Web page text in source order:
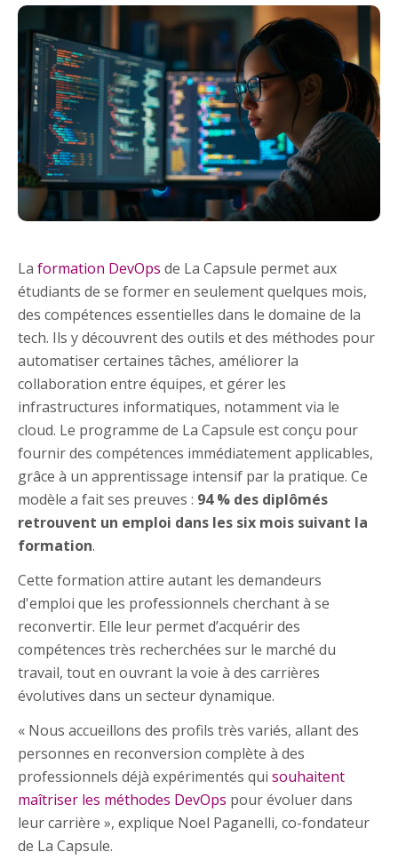
La formation DevOps de La Capsule permet aux
étudiants de se former en seulement quelques mois,
des compétences essentielles dans le domaine de la
tech. Ils y découvrent des outils et des méthodes pour
automatiser certaines tâches, améliorer la
collaboration entre équipes, et gérer les
infrastructures informatiques, notamment via le
cloud. Le programme de La Capsule est conçu pour
fournir des compétences immédiatement applicables,
grâce à un apprentissage intensif par la pratique. Ce
modèle a fait ses preuves : 94 % des diplômés
retrouvent un emploi dans les six mois suivant la
formation.
Cette formation attire autant les demandeurs
d'emploi que les professionnels cherchant à se
reconvertir. Elle leur permet d’acquérir des
compétences très recherchées sur le marché du
travail, tout en ouvrant la voie à des carrières
évolutives dans un secteur dynamique.
« Nous accueillons des profils très variés, allant des
personnes en reconversion complète à des
professionnels déjà expérimentés qui souhaitent
maîtriser les méthodes DevOps pour évoluer dans
leur carrière », explique Noel Paganelli, co-fondateur
de La Capsule.